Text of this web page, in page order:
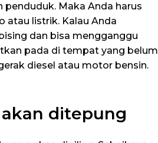
Maka Anda harus
atau listrik. Kalau Anda
dan bisa mengganggu
pada di tempat yang belum
diesel atau motor bensin.
ditepung